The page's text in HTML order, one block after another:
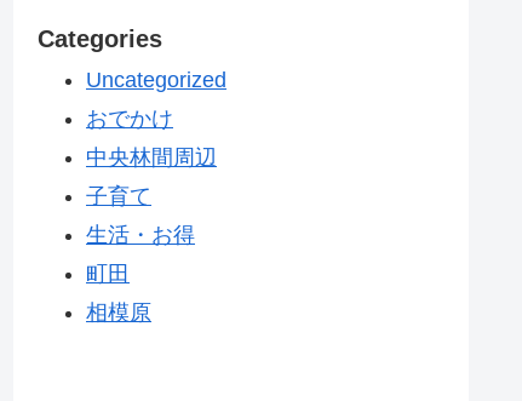
Categories
Uncategorized
おでかけ
中央林間周辺
子育て
生活・お得
町田
相模原